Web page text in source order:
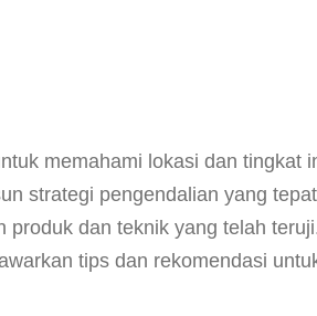
memahami lokasi dan tingkat
strategi pengendalian yang
produk dan teknik yang telah
tips dan rekomendasi